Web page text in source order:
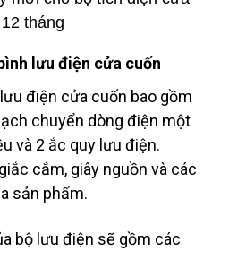
tháng
lưu điện cửa cuốn
điện cửa cuốn bao gồm
chuyển dòng điện một
và 2 ắc quy lưu điện.
cắm, giây nguồn và các
sản phẩm.
bộ lưu điện sẽ gồm các